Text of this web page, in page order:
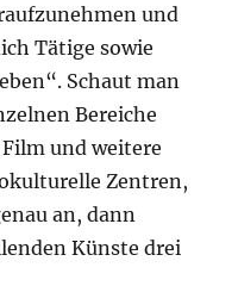
und
Tätige sowie
Schaut man
Bereiche
und weitere
Zentren,
an, dann
Künste drei